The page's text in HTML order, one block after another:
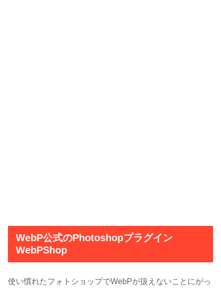
WebP公式のPhotoshopプラグイン
WebPShop
使い慣れたフォトショップでWebPが扱えないことにがっ